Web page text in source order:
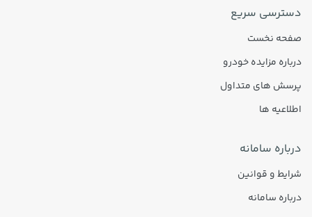
دسترسی سریع
صفحه نخست
درباره مزایده خودرو
پرسش های متداول
اطلاعیه ها
درباره سامانه
شرایط و قوانین
درباره سامانه